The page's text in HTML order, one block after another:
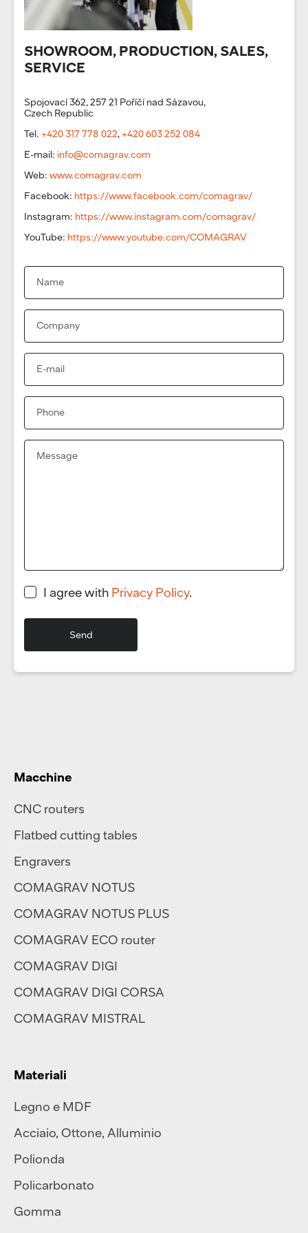
SHOWROOM, PRODUCTION, SALES,
SERVICE
Spojovací 362, 257 21 Poříčí nad Sázavou,
Czech Republic
Tel. +420 317 778 022, +420 603 252 084
E-mail: info@comagrav.com
Web: www.comagrav.com
Facebook: https://www.facebook.com/comagrav/
Instagram: https://www.instagram.com/comagrav/
YouTube: https://www.youtube.com/COMAGRAV
I agree with Privacy Policy.
Macchine
CNC routers
Flatbed cutting tables
Engravers
COMAGRAV NOTUS
COMAGRAV NOTUS PLUS
COMAGRAV ECO router
COMAGRAV DIGI
COMAGRAV DIGI CORSA
COMAGRAV MISTRAL
Materiali
Legno e MDF
Acciaio, Ottone, Alluminio
Polionda
Policarbonato
Gomma